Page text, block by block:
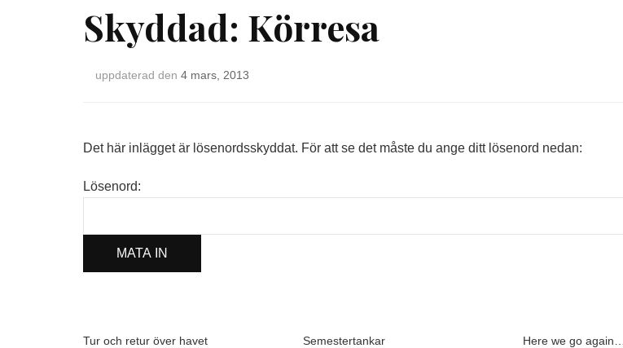
Skyddad: Körresa
uppdaterad den 4 mars, 2013
Det här inlägget är lösenordsskyddat. För att se det måste du ange ditt lösenord nedan:
Lösenord:
Tur och retur över havet
Semestertankar
Here we go again…